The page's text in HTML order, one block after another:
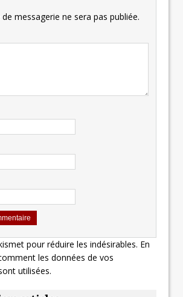
messagerie ne sera pas publiée.
pour réduire les indésirables. En
les données de vos
utilisées.